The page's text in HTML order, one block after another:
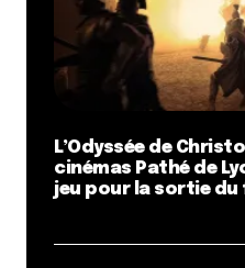
L’Odyssée de
cinémas Pathé de
jeu pour la sortie du